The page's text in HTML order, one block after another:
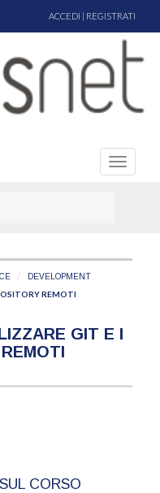
ACCEDI | REGISTRATI
DEVELOPMENT
REMOTI
GIT E I
CORSO